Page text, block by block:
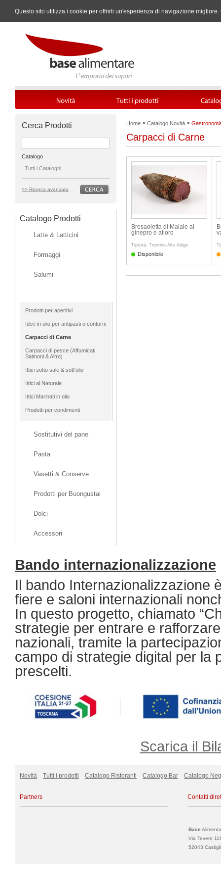
Questo sito utilizza i cookie per offrirti un'esperienza di navigazione
Cerca Prodotti
Catalogo
Tutti i Cataloghi
>> Ricerca avanzata
Catalogo Prodotti
Latte & Latticini
Formaggi
Salumi
Prodotti per aperitivi
Idee in olio per antipasti o contorni
Carpacci di Carne
Carpacci di pesce (Affumicati,
Salmoni & Altro)
Ittici sotto sale & sott'olio
Ittici al Naturale
Ittici Marinati in olio
Prodotti per condimenti
Sostitutivi del pane
Pasta
Vasetti & Conserve
Prodotti per Buongustai
Dolci
Accessori
Home > Catalogo Novità >
Carpacci di Carne
Bresaoletta di Maiale al
ginepro e alloro
Tipicità: Trentino Alto Adige
Disponibile
Bando internazionalizzazione
Il bando Internazionalizzazione
fiere e saloni internazionali
In questo progetto, chiamato
strategie per entrare e
nazionali, tramite la
campo di strategie digital per la
prescelti.
Scarica il
Novità Tutti i prodotti Catalogo Ristoranti Catalogo Bar Catalogo
Partners Contatti
Base
Via Tevere
52043